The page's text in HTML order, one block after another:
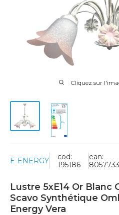
Cliquez sur
E-ENERGY
cod:
195186
ean:
Lustre 5xE14 Or Blanc
Scavo Synthétique
Energy Vera